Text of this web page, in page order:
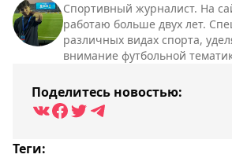
Спортивный журналист. На
работаю больше двух лет.
различных видах спорта,
внимание футбольной
Поделитесь новостью:
Теги: